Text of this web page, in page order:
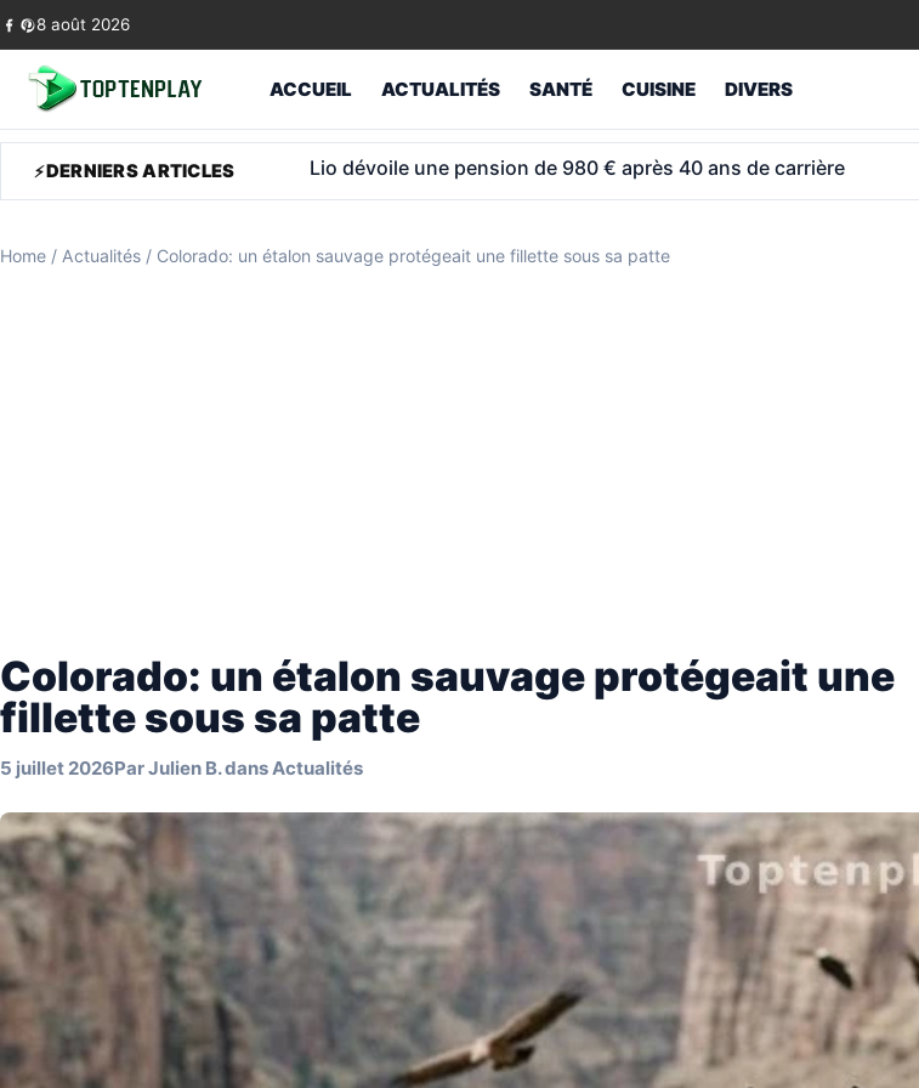
Skip to content
8 août 2026
ACCUEIL ACTUALITÉS SANTÉ CUISINE DIVERS
DERNIERS ARTICLES Retraite: jusqu’à 903 € de minimum garanti que beaucoup
Home / Actualités / Colorado: un étalon sauvage protégeait une fillette sous sa patte
Colorado: un étalon sauvage protégeait une
fillette sous sa patte
5 juillet 2026ParJulien B.dansActualités